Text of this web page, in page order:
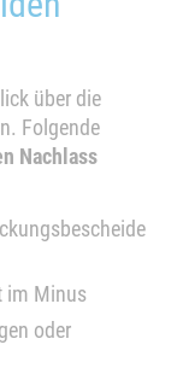
über die
Folgende
Nachlass
im Minus
oder